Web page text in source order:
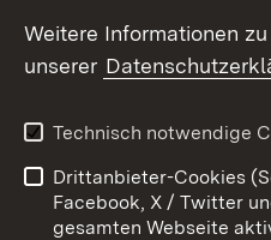
Barrierefreiheit
Impressum
Weitere Informationen
unserer
Technisch notwendige
Drittanbieter-Cookies
Facebook, X / Twitter
gesamten Webseite